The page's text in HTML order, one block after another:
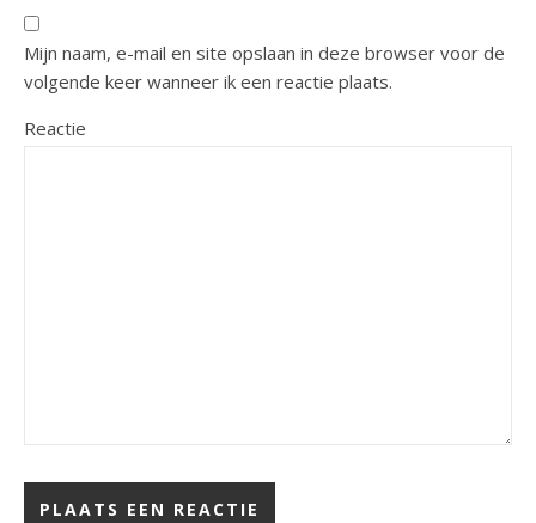
Mijn naam, e-mail en site opslaan in deze browser voor de
volgende keer wanneer ik een reactie plaats.
Reactie